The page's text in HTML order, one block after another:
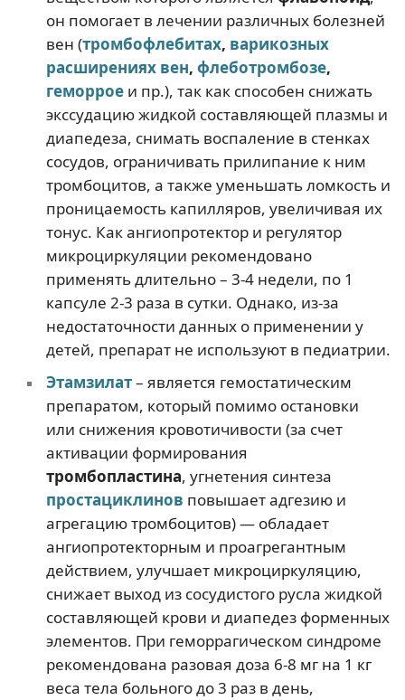
он помогает в лечении различных болезней
вен (тромбофлебитах, варикозных
расширениях вен, флеботромбозе,
геморроеи пр.), так как способен снижать
экссудацию жидкой составляющей плазмы и
диапедеза, снимать воспаление в стенках
сосудов, ограничивать прилипание к ним
тромбоцитов, а также уменьшать ломкость и
проницаемость капилляров, увеличивая их
тонус. Как ангиопротектор и регулятор
микроциркуляции рекомендовано
применять длительно – 3-4 недели, по 1
капсуле 2-3 раза в сутки. Однако, из-за
недостаточности данных о применении у
детей, препарат не используют в педиатрии.
Этамзилат– является гемостатическим
препаратом, который помимо остановки
или снижения кровотичивости (за счет
активации формирования
тромбопластина, угнетения синтеза
простациклинов повышает адгезию и
агрегацию тромбоцитов) — обладает
ангиопротекторным и проагрегантным
действием, улучшает микроциркуляцию,
снижает выход из сосудистого русла жидкой
составляющей крови и диапедез форменных
элементов. При геморрагическом синдроме
рекомендована разовая доза 6-8 мг на 1 кг
веса тела больного до 3 раз в день,